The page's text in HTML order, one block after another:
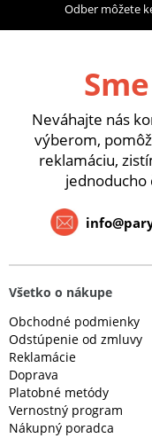
Odber môžete
Neváhajte nás
výberom,
reklamáciu,
jednoducho
Všetko o nákupe
Obchodné podmienky
Odstúpenie od zmluvy
Reklamácie
Doprava
Platobné metódy
Vernostný program
Nákupný poradca